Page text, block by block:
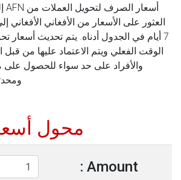
العثور على الأسعار من الأفغاني الأفغاني
7 أيام في الجدول أدناه. يتم تحديث أسعار
الوقت الفعلي ويتم الاعتماد عليها من قبل
والأفراد على حد سواء للحصول على
محول
Amount :